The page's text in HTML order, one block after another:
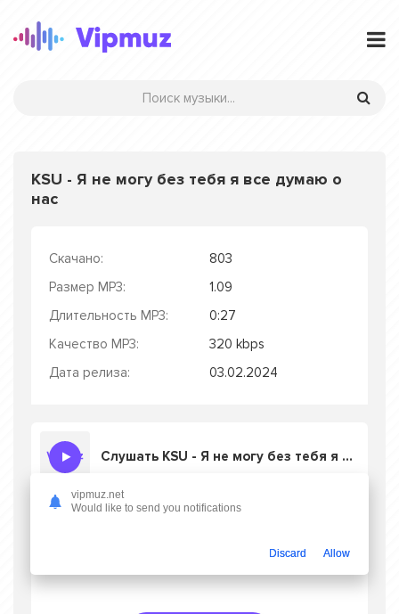
KSU - Я не могу без тебя я все думаю о
нас
Скачано:
803
Размер MP3:
1.09
Длительность MP3:
0:27
Качество MP3:
320 kbps
Дата релиза:
03.02.2024
Слушать KSU - Я не могу без тебя я все думаю о нас
в mp3 или слушать
vipmuz.net
Would like to send you notifications
Discard Allow